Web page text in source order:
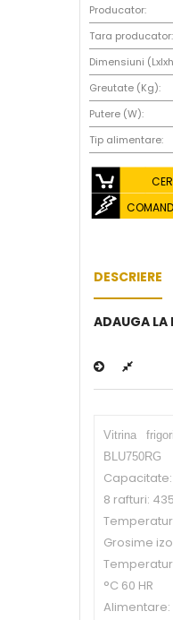
Producator:
Tara producator:
Dimensiuni (Lxlxh
Greutate (Kg):
Putere (W):
Tip alimentare:
DESCRIERE
ADAUGA LA
Vitrina
BLU750RG
Capacitate:
8 rafturi:
Grosime
°C 60 HR
Alimentare: